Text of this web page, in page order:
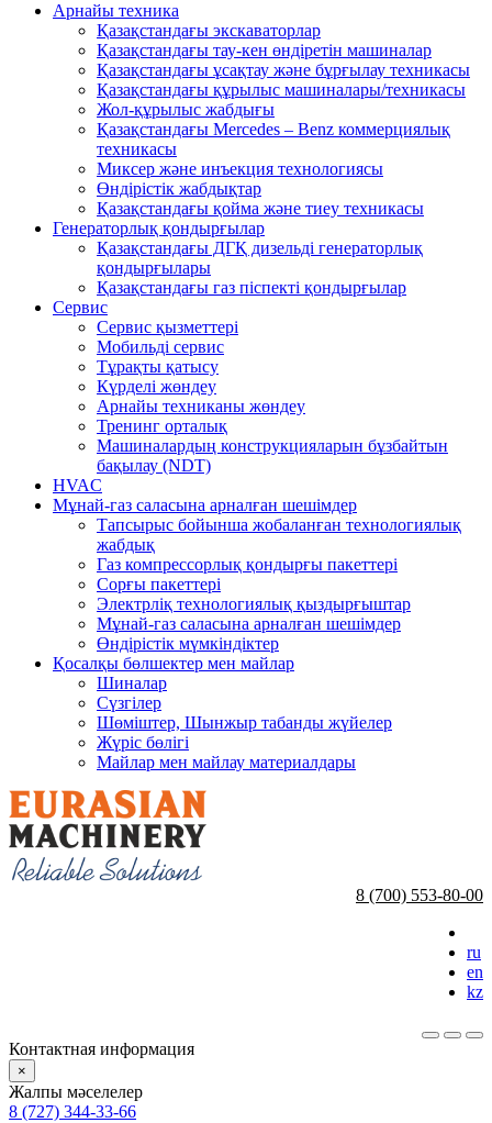
Арнайы техника
Қазақстандағы экскаваторлар
Қазақстандағы тау-кен өндіретін машиналар
Қазақстандағы ұсақтау және бұрғылау техникасы
Қазақстандағы құрылыс машиналары/техникасы
Жол-құрылыс жабдығы
Қазақстандағы Mercedes – Benz коммерциялық
техникасы
Миксер және инъекция технологиясы
Өндірістік жабдықтар
Қазақстандағы қойма және тиеу техникасы
Генераторлық қондырғылар
Қазақстандағы ДГҚ дизельді генераторлық
қондырғылары
Қазақстандағы газ піспекті қондырғылар
Сервис
Сервис қызметтері
Мобильді сервис
Тұрақты қатысу
Күрделі жөндеу
Арнайы техниканы жөндеу
Тренинг орталық
Машиналардың конструкцияларын бұзбайтын
бақылау (NDT)
HVAC
Мұнай-газ саласына арналған шешімдер
Тапсырыс бойынша жобаланған технологиялық
жабдық
Газ компрессорлық қондырғы пакеттері
Сорғы пакеттері
Электрліқ технологиялық қыздырғыштар
Мұнай-газ саласына арналған шешімдер
Өндірістік мүмкіндіктер
Қосалқы бөлшектер мен майлар
Шиналар
Сүзгілер
Шөміштер, Шынжыр табанды жүйелер
Жүріс бөлігі
Майлар мен майлау материалдары
8 (700) 553-80-00
ru
en
kz
Контактная информация
×
Жалпы мәселелер
8 (727) 344-33-66